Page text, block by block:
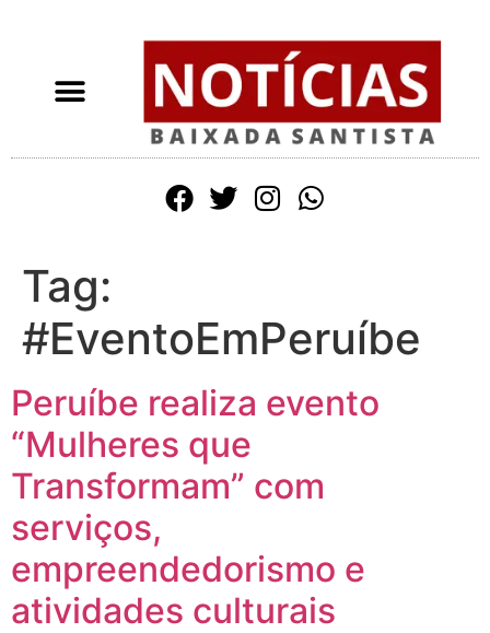
Tag:
#EventoEmPeruíbe
Peruíbe realiza evento
“Mulheres que
Transformam” com
serviços,
empreendedorismo e
atividades culturais